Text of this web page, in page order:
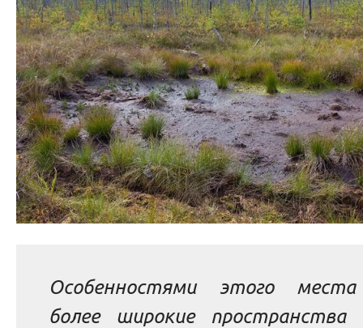
Особенностями этого
более широкие пространства